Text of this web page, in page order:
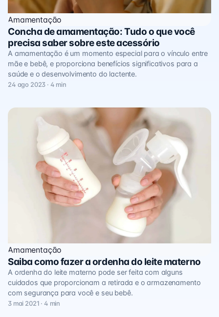
Amamentação
Concha de amamentação: Tudo o que você
precisa saber sobre este acessório
A amamentação é um momento especial para o vínculo entre
mãe e bebê, e proporciona benefícios significativos para a
saúde e o desenvolvimento do lactente.
24 ago 2023 · 4 min
Amamentação
Saiba como fazer a ordenha do leite materno
A ordenha do leite materno pode ser feita com alguns
cuidados que proporcionam a retirada e o armazenamento
com segurança para você e seu bebê.
3 mai 2021 · 4 min